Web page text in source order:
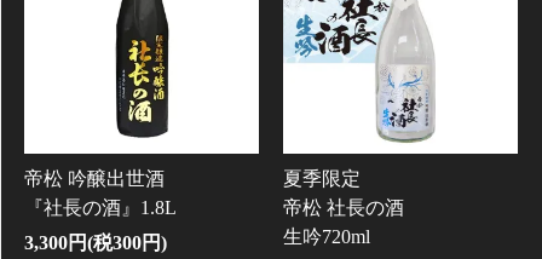
帝松 吟醸出世酒
『社長の酒』1.8L
3,300円(税300円)
夏季限定
帝松 社長の酒
生吟720ml